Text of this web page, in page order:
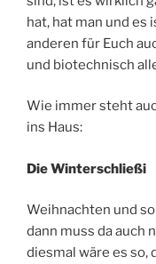
hat, hat man und
anderen für Euch
und biotechnisch
Wie immer steht
ins Haus:
Die Winterschließi
Weihnachten und
dann muss da auch
diesmal wäre es so,